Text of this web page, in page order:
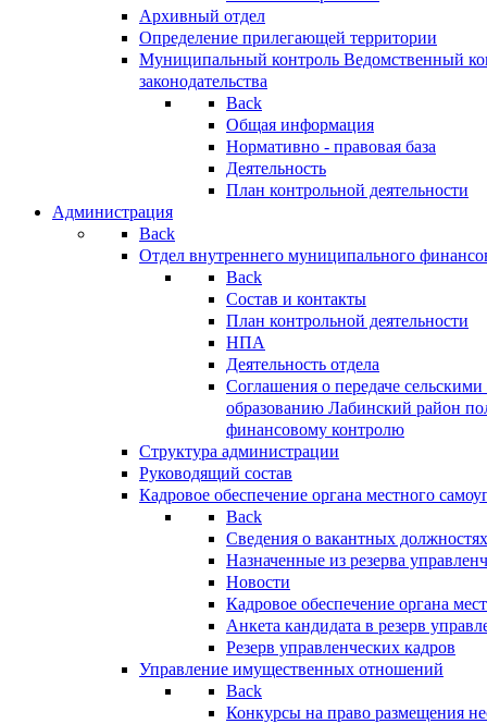
Архивный отдел
Определение прилегающей территории
Муниципальный контроль Ведомственный
законодательства
Back
Общая информация
Нормативно - правовая база
Деятельность
План контрольной деятельности
Администрация
Back
Отдел внутреннего муниципального
Back
Состав и контакты
План контрольной деятельности
НПА
Деятельность отдела
Соглашения о передаче
образованию Лабинский район
финансовому контролю
Структура администрации
Руководящий состав
Кадровое обеспечение органа местного
Back
Сведения о вакантных
Назначенные из резерва
Новости
Кадровое обеспечение органа
Анкета кандидата в резерв
Резерв управленческих кадров
Управление имущественных отношений
Back
Конкурсы на право размещения